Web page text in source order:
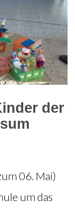
der
06. Mai)
um das